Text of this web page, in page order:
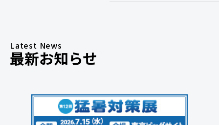
最新お知らせ
Latest News